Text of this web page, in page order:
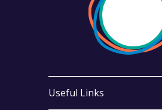
Useful Links